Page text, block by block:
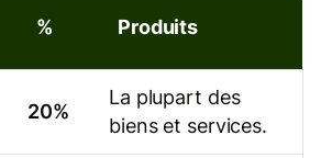
% Produits
20%
La plupart des
biens et services.